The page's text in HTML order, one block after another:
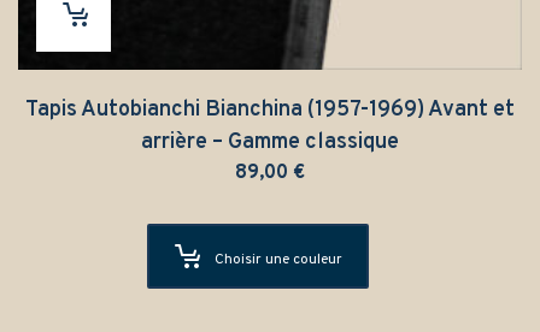
Tapis Autobianchi Bianchina (1957-1969) Avant et
arrière – Gamme classique
89,00 €
Choisir une couleur